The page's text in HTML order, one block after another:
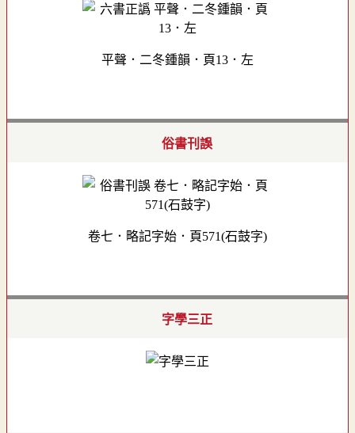
平聲．二冬鍾韻．頁13．左
俗書刊誤
卷七．略記字始．頁571(石鼓字)
字學三正